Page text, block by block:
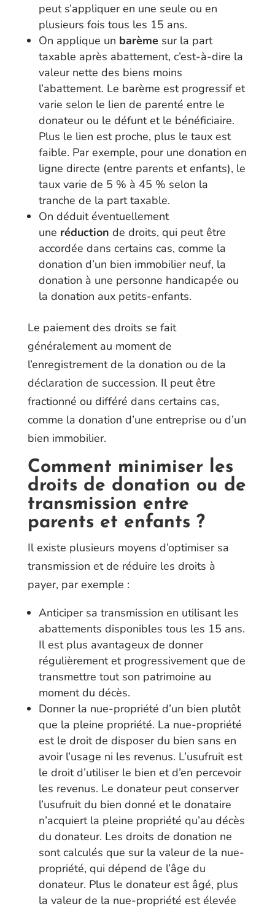
peut s’appliquer en une seule ou en
plusieurs fois tous les 15 ans.
On applique un barème sur la part
taxable après abattement, c’est-à-dire la
valeur nette des biens moins
l’abattement. Le barème est progressif et
varie selon le lien de parenté entre le
donateur ou le défunt et le bénéficiaire.
Plus le lien est proche, plus le taux est
faible. Par exemple, pour une donation en
ligne directe (entre parents et enfants), le
taux varie de 5 % à 45 % selon la
tranche de la part taxable.
On déduit éventuellement
une réduction de droits, qui peut être
accordée dans certains cas, comme la
donation d’un bien immobilier neuf, la
donation à une personne handicapée ou
la donation aux petits-enfants.
Le paiement des droits se fait
généralement au moment de
l’enregistrement de la donation ou de la
déclaration de succession. Il peut être
fractionné ou différé dans certains cas,
comme la donation d’une entreprise ou d’un
bien immobilier.
Comment minimiser les
droits de donation ou de
transmission entre
parents et enfants ?
Il existe plusieurs moyens d’optimiser sa
transmission et de réduire les droits à
payer, par exemple :
Anticiper sa transmission en utilisant les
abattements disponibles tous les 15 ans.
Il est plus avantageux de donner
régulièrement et progressivement que de
transmettre tout son patrimoine au
moment du décès.
Donner la nue-propriété d’un bien plutôt
que la pleine propriété. La nue-propriété
est le droit de disposer du bien sans en
avoir l’usage ni les revenus. L’usufruit est
le droit d’utiliser le bien et d’en percevoir
les revenus. Le donateur peut conserver
l’usufruit du bien donné et le donataire
n’acquiert la pleine propriété qu’au décès
du donateur. Les droits de donation ne
sont calculés que sur la valeur de la nue-
propriété, qui dépend de l’âge du
donateur. Plus le donateur est âgé, plus
la valeur de la nue-propriété est élevée